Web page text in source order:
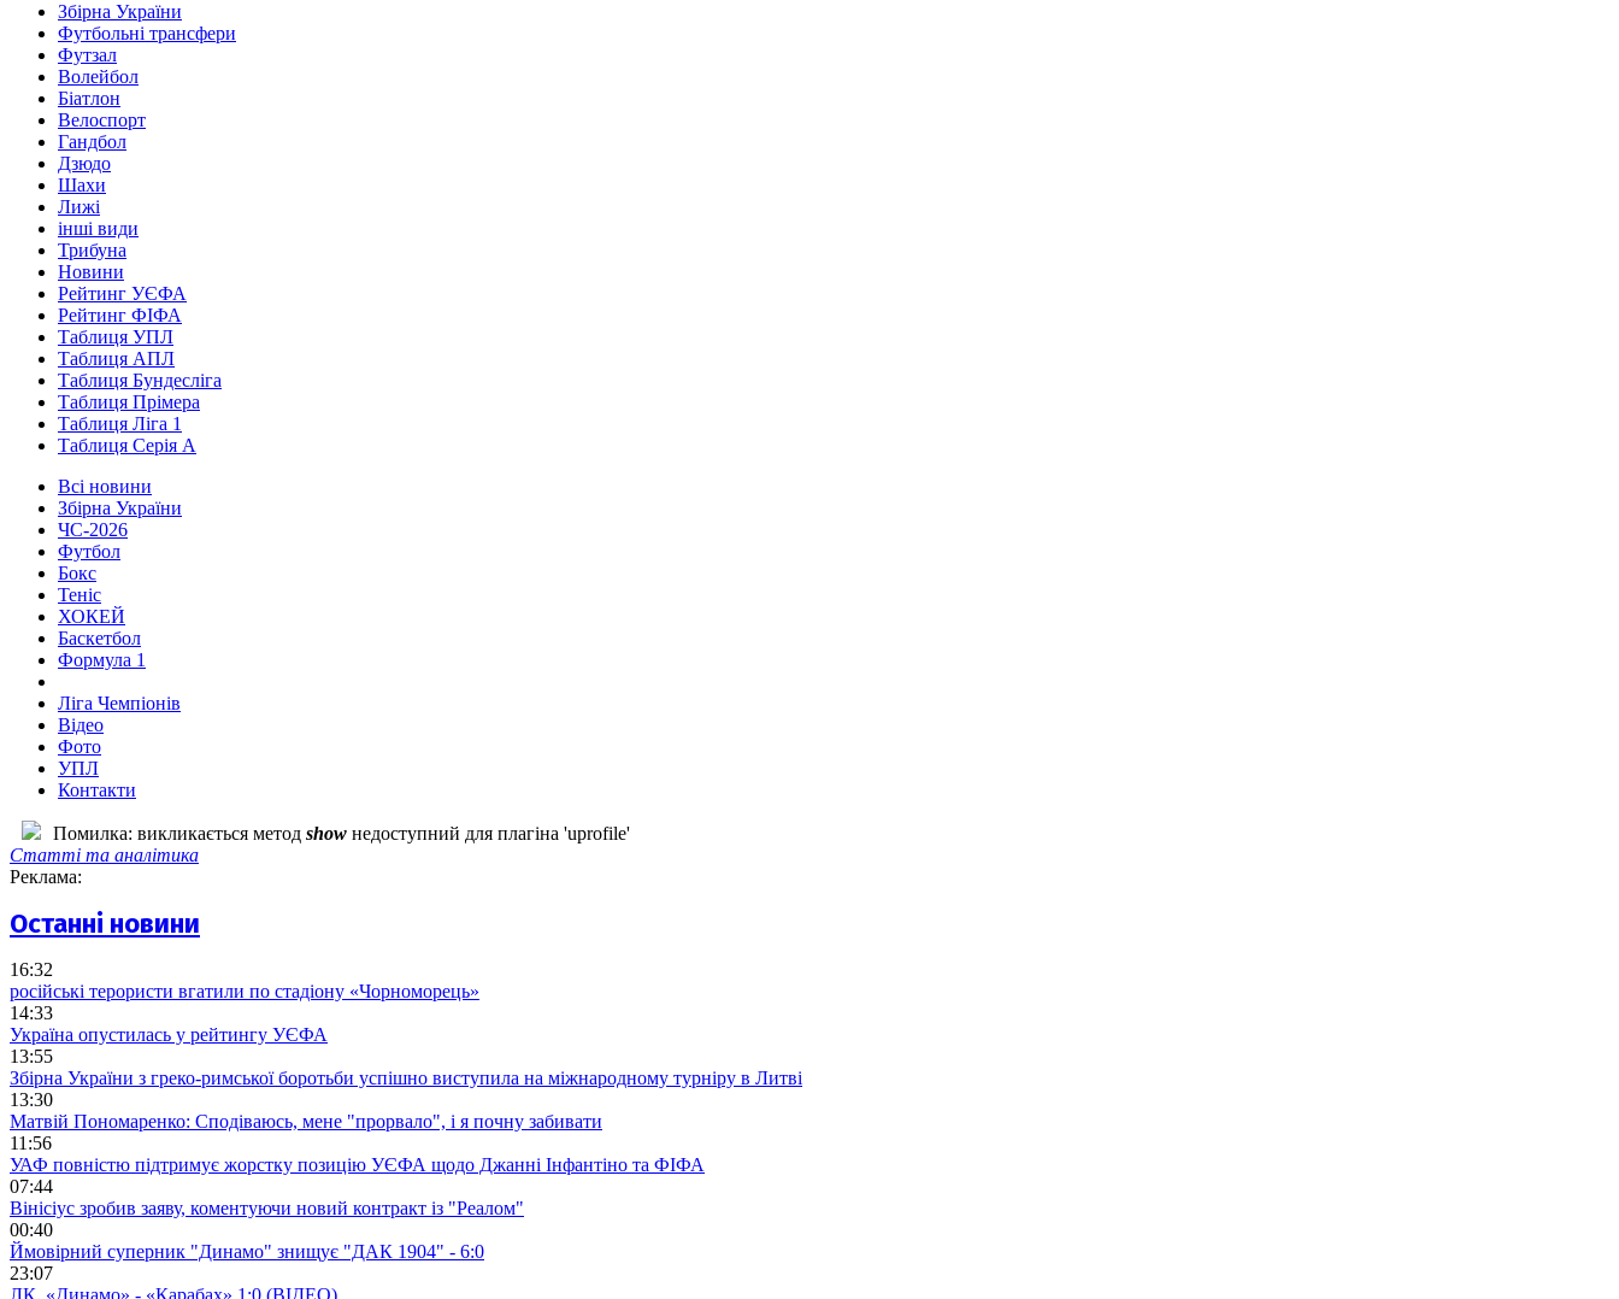
Збірна України
Футбольні трансфери
Футзал
Волейбол
Біатлон
Велоспорт
Гандбол
Дзюдо
Шахи
Лижі
інші види
Трибуна
Новини
Рейтинг УЄФА
Рейтинг ФІФА
Таблиця УПЛ
Таблиця АПЛ
Таблиця Бундесліга
Таблиця Прімера
Таблиця Ліга 1
Таблиця Серія А
Всі новини
Збірна України
ЧС-2026
Футбол
Бокс
Теніс
ХОКЕЙ
Баскетбол
Формула 1
Ліга Чемпіонів
Відео
Фото
УПЛ
Контакти
Помилка: викликається метод show недоступний для плагіна 'uprofile'
Статті та аналітика
Реклама:
Останні новини
16:32
російські терористи вгатили по стадіону «Чорноморець»
14:33
Україна опустилась у рейтингу УЄФА
13:55
Збірна України з греко-римської боротьби успішно виступила на міжнародному турніру в Литві
13:30
Матвій Пономаренко: Сподіваюсь, мене "прорвало", і я почну забивати
11:56
УАФ повністю підтримує жорстку позицію УЄФА щодо Джанні Інфантіно та ФІФА
07:44
Вінісіус зробив заяву, коментуючи новий контракт із "Реалом"
00:40
Ймовірний суперник "Динамо" знищує "ДАК 1904" - 6:0
23:07
ЛК. «Динамо» - «Карабах» 1:0 (ВІДЕО)